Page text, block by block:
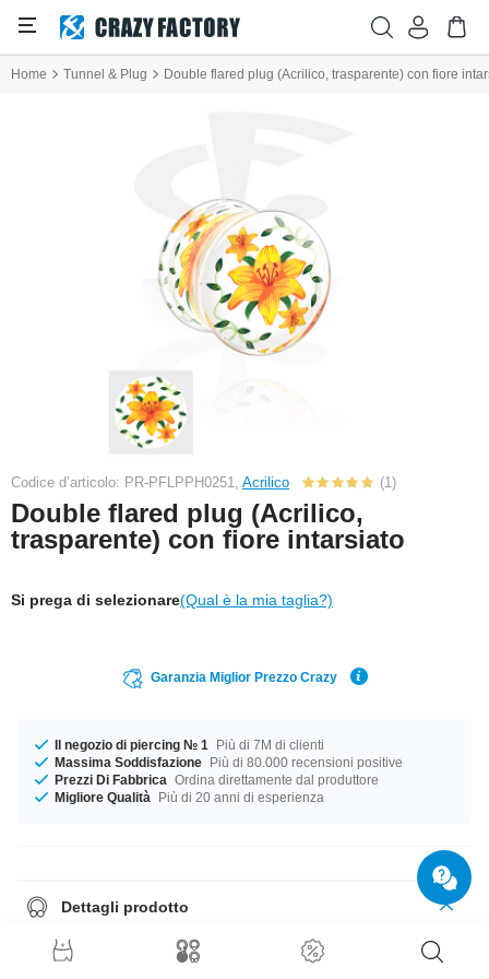
Home Tunnel & Plug Double flared plug (Acrilico, trasparente) con fiore
Codice d’articolo: PR-PFLPPH0251, Acrilico (1)
Double flared plug (Acrilico,
trasparente) con fiore intarsiato
Si prega di selezionare(Qual è la mia taglia?)
Garanzia Miglior Prezzo Crazy
Il negozio di piercing № 1
Più di 7M di clienti
Massima Soddisfazione Più di 80.000 recensioni positive
Prezzi Di Fabbrica Ordina direttamente dal produttore
Migliore Qualità
Più di 20 anni di esperienza
Dettagli prodotto
Disponibile per te nei diametri 10 mm a 30 mm. Un prodotto splendido
come se fosse stato pensato per te!